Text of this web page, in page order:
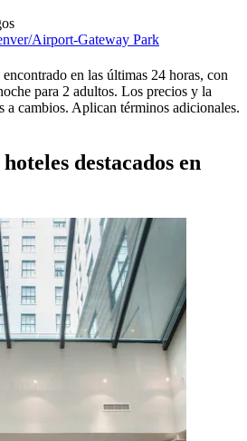
Airport-Gateway Park
en las últimas 24 horas, con
para 2 adultos. Los precios y la
a cambios. Aplican términos adicionales.
destacados en